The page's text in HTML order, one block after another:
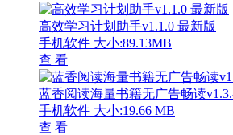
高效学习计划助手v1.1.0 最新版
手机软件 大小:89.13MB
查 看
蓝香阅读海量书籍无广告畅读
手机软件 大小:19.66 MB
查 看